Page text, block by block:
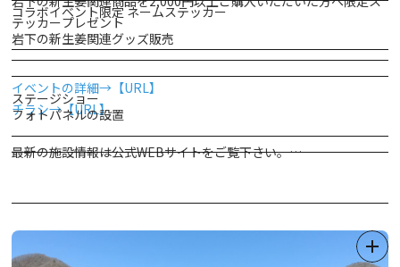
テッカープレゼント
ステージショー
岩下の新生姜関連グッズ販売
フォトパネルの設置
コラボイベント限定 ネームステッカー
イベントの詳細→【URL】
チラシ→【URL】
最新の施設情報は公式WEBサイトをご覧下さい。